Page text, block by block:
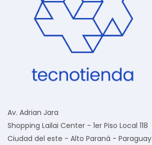
Av. Adrian Jara
Shopping Lailai Center - 1er Piso Local 118
Ciudad del este - Alto Paraná - Paraguay